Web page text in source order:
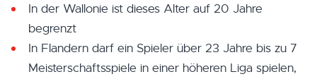
In der Wallonie ist dieses Alter auf 20 Jahre
begrenzt
In Flandern darf ein Spieler über 23 Jahre bis zu 7
Meisterschaftsspiele in einer höheren Liga spielen,